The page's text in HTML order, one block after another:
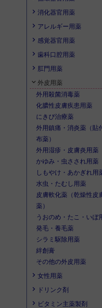
消化器官用薬
アレルギー用薬
感覚器官用薬
歯科口腔用薬
肛門用薬
外皮用薬
外用殺菌消毒薬
化膿性皮膚疾患用薬
にきび治療薬
外用鎮痛・消炎薬（貼
布薬）
外用湿疹・皮膚炎用薬
かゆみ・虫さされ用薬
しもやけ・あかぎれ用
水虫・たむし用薬
皮膚軟化薬（乾燥性皮
薬）
うおのめ・たこ・いぼ
発毛・養毛薬
シラミ駆除用薬
絆創膏
その他の外皮用薬
女性用薬
ドリンク剤
ビタミン主薬製剤